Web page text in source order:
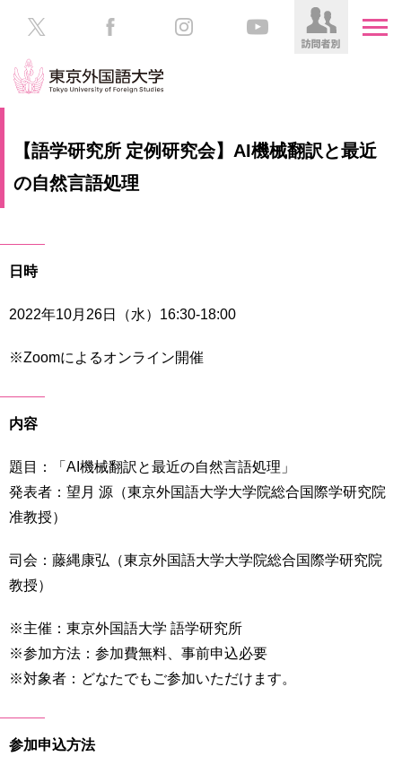
大
学
大
院
究
社
連
携
試
情
報
を
験
生
の
学
の
の
卒
業
生
方
般・
地
域
の
教
【語学研究所 定例研究会】AI機械翻訳と最近
の自然言語処理
日時
2022年10月26日（水）16:30-18:00
※Zoomによるオンライン開催
内容
題目：「AI機械翻訳と最近の自然言語処理」
発表者：望月 源（東京外国語大学大学院総合国際学研究院
准教授）
司会：藤縄康弘（東京外国語大学大学院総合国際学研究院
教授）
※主催：東京外国語大学 語学研究所
※参加方法：参加費無料、事前申込必要
※対象者：どなたでもご参加いただけます。
参加申込方法